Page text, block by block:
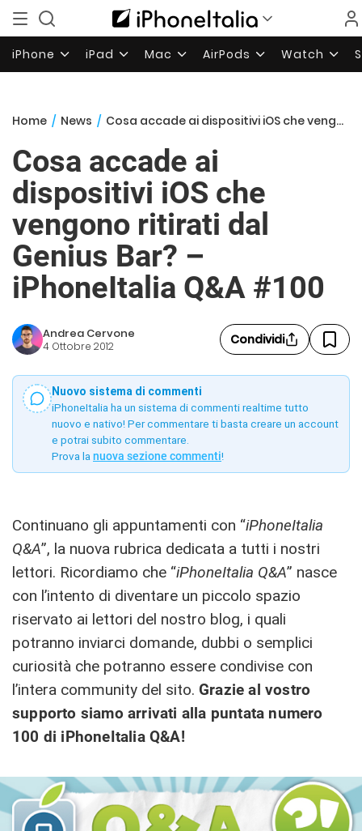
iPhone iPad Mac AirPods Watch
Home / News / Cosa accade ai dispositivi iOS che vengono ritirati dal Genius Bar? – iPhoneItalia Q&A #100
Cosa accade ai
dispositivi iOS che
vengono ritirati dal
Genius Bar? –
iPhoneItalia Q&A #100
Andrea Cervone
4 Ottobre 2012 Condividi
Nuovo sistema di commenti
iPhoneItalia ha un sistema di commenti realtime tutto
nuovo e nativo! Per commentare ti basta creare un account
e potrai subito commentare.
Prova la nuova sezione commenti!
Continuano gli appuntamenti con “iPhoneItalia
Q&A”, la nuova rubrica dedicata a tutti i nostri
lettori. Ricordiamo che “iPhoneItalia Q&A” nasce
con l’intento di diventare un piccolo spazio
riservato ai lettori del nostro blog, i quali
potranno inviarci domande, dubbi o semplici
curiosità che potranno essere condivise con
l’intera community del sito. Grazie al vostro
supporto siamo arrivati alla puntata numero
100 di iPhoneItalia Q&A!